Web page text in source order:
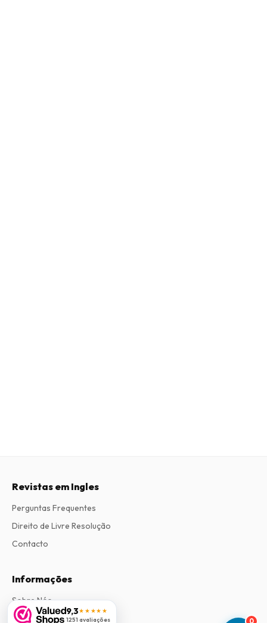
0
9,3★★★★★
1251 avaliações
Revistas em Ingles
Perguntas Frequentes
Direito de Livre Resolução
Contacto
Informações
Sobre Nós
Termos e Condições